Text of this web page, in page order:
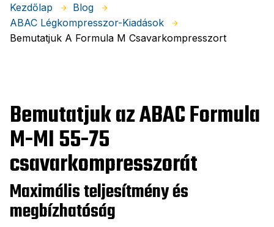
Kezdőlap
Blog
ABAC Légkompresszor-Kiadások
Bemutatjuk A Formula M Csavarkompresszort
Bemutatjuk az ABAC Formula
M-MI 55-75
csavarkompresszorát
Maximális teljesítmény és
megbízhatóság